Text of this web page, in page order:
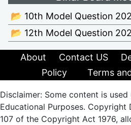
📂 10th Model Question
📂 12th Model Question
About Contact US
Policy
Terms
Disclaimer: Some content is
Educational Purposes. Copyright
107 of the Copyright Act 1976,